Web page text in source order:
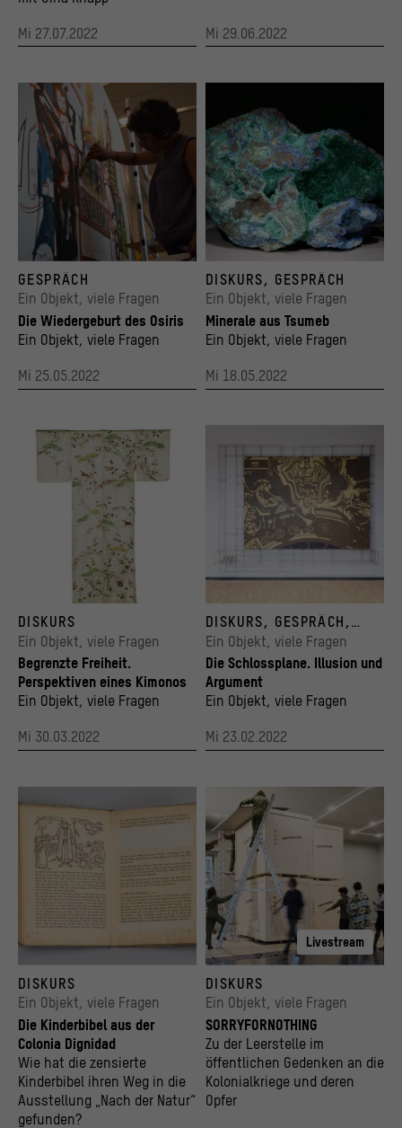
Mi 27.07.2022 Mi 29.06.2022
© Foto: Raman Khalaf
GESPRÄCH
Ein Objekt, viele Fragen
Die Wiedergeburt des Osiris
Ein Objekt, viele Fragen
Mi 25.05.2022
DISKURS, GESPRÄCH
Ein Objekt, viele Fragen
Minerale aus Tsumeb
Ein Objekt, viele Fragen
Mi 18.05.2022
© Staatliche Museen zu Berlin, Museum für Asiatische Kunst, Sammlung Klaus F. und
DISKURS
Ein Objekt, viele Fragen
Begrenzte Freiheit.
Perspektiven eines Kimonos
Ein Objekt, viele Fragen
Mi 30.03.2022
© Catherine Feff / Stiftung Humboldt
DISKURS, GESPRÄCH,
WISSENSCHAFT
Ein Objekt, viele Fragen
Die Schlossplane. Illusion und
Argument
Ein Objekt, viele Fragen
Mi 23.02.2022
© HU / Antonia Weiße
DISKURS
Ein Objekt, viele Fragen
Die Kinderbibel aus der
Colonia Dignidad
Wie hat die zensierte
Kinderbibel ihren Weg in die
Ausstellung „Nach der Natur“
gefunden?
Livestream
© Kulturprojekte Berlin und Stadtmuseum
DISKURS
Ein Objekt, viele Fragen
SORRYFORNOTHING
Zu der Leerstelle im
öffentlichen Gedenken an die
Kolonialkriege und deren
Opfer